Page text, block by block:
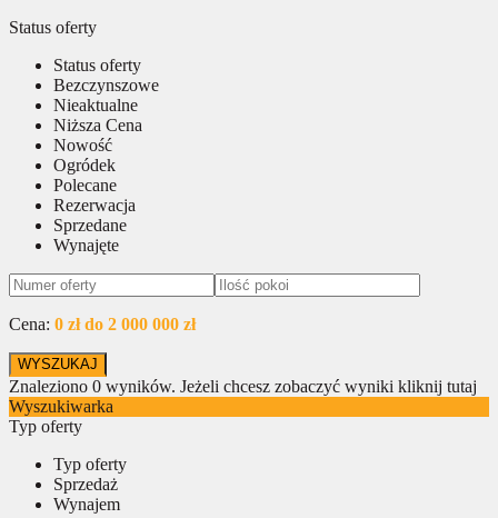
Status oferty
Status oferty
Bezczynszowe
Nieaktualne
Niższa Cena
Nowość
Ogródek
Polecane
Rezerwacja
Sprzedane
Wynajęte
Cena: 0 zł do 2 000 000 zł
Znaleziono 0 wyników. Jeżeli chcesz zobaczyć wyniki kliknij tutaj
Wyszukiwarka
Typ oferty
Typ oferty
Sprzedaż
Wynajem